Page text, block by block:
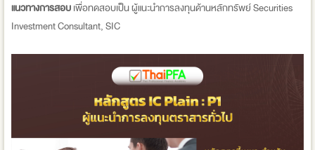
แนวทางการสอบเพื่อทดสอบเป็น ผู้แนะนำการลงทุนด้านหลักทรัพย์ Securities
Investment Consultant, SIC